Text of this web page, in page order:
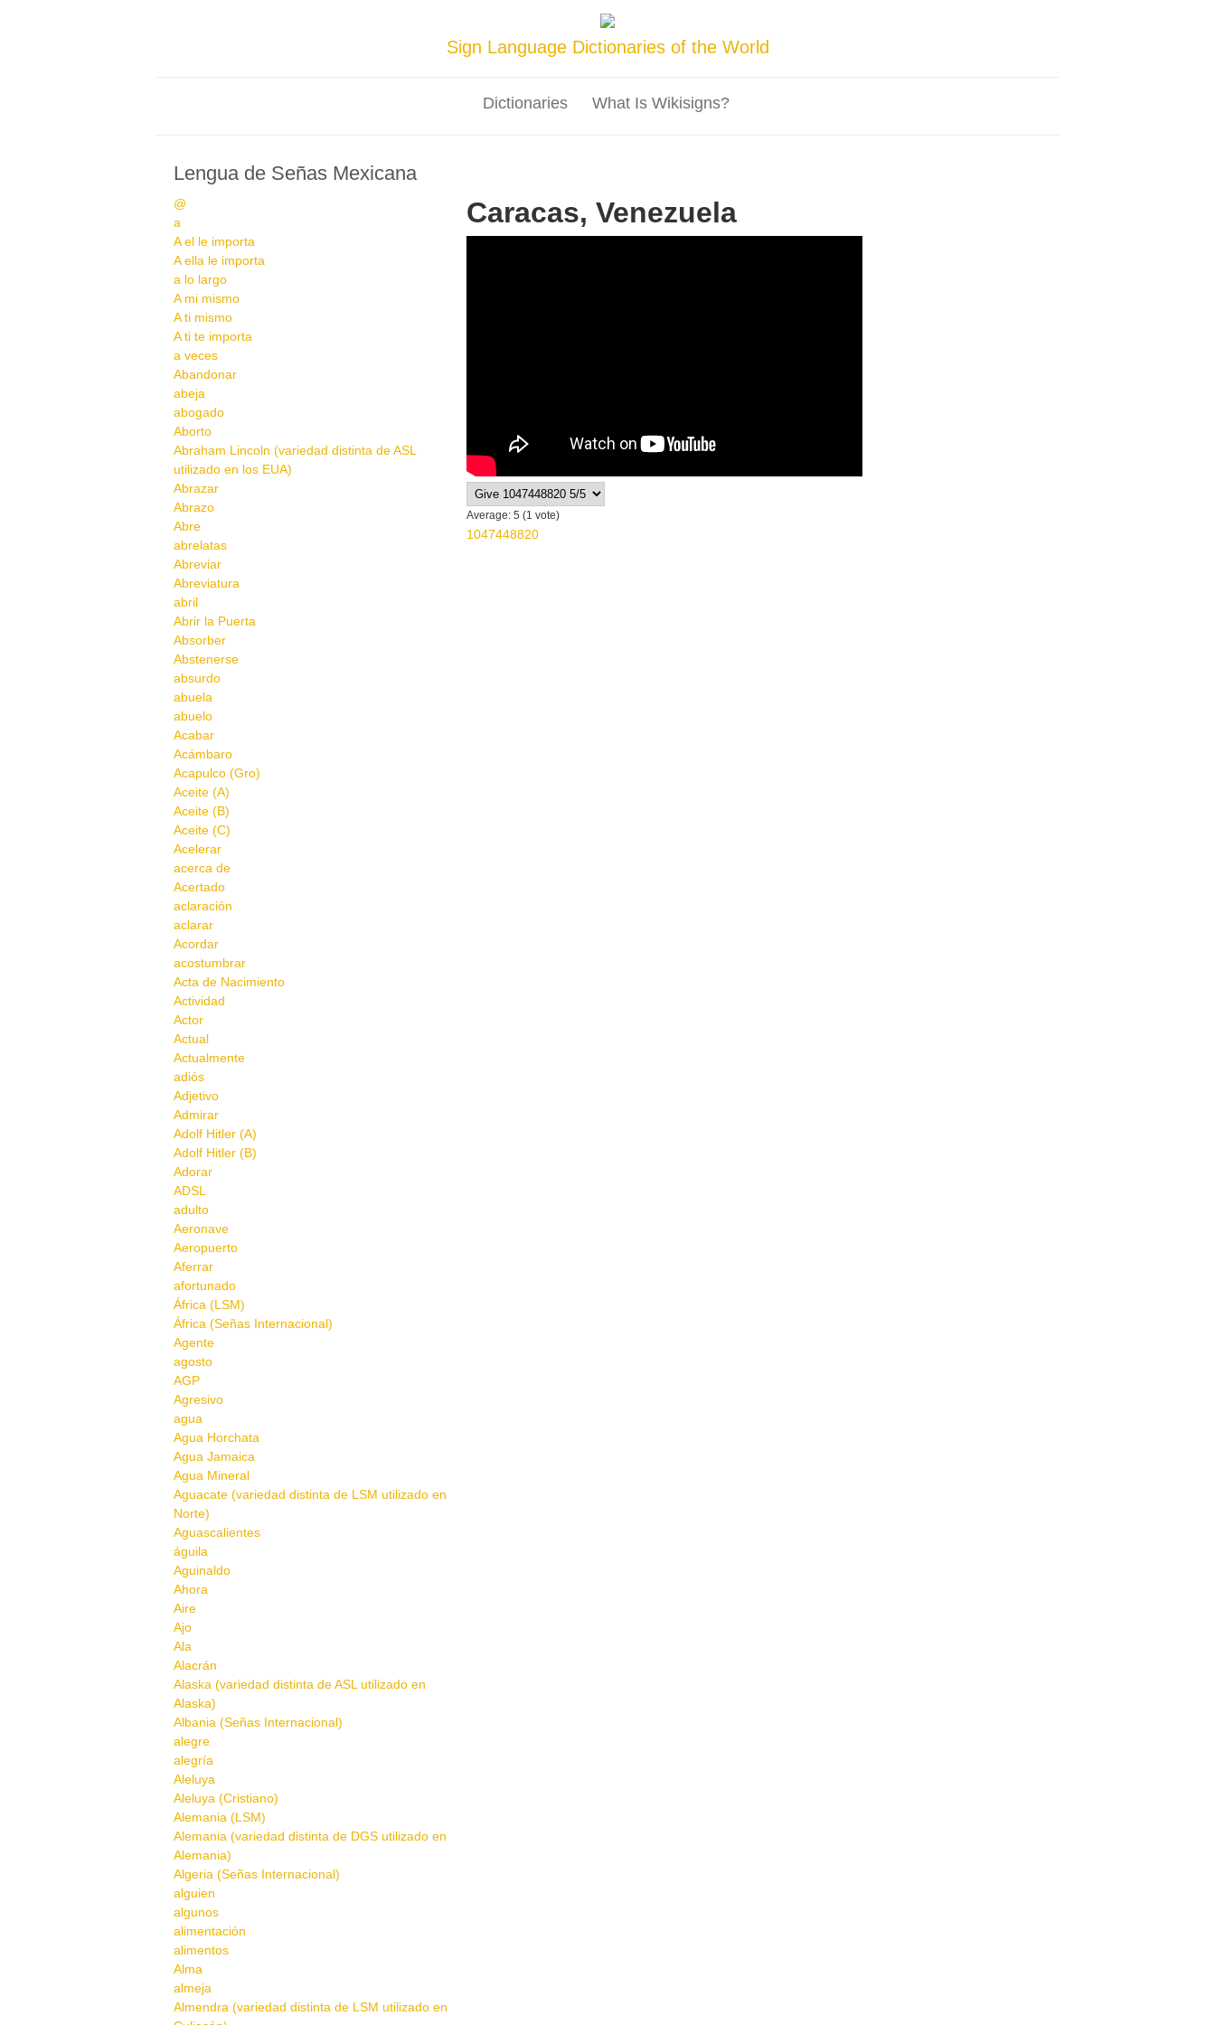
Sign Language Dictionaries of the World
Dictionaries What Is Wikisigns?
Lengua de Señas Mexicana
@
a
A el le importa
A ella le importa
a lo largo
A mi mismo
A ti mismo
A ti te importa
a veces
Abandonar
abeja
abogado
Aborto
Abraham Lincoln (variedad distinta de ASL
utilizado en los EUA)
Abrazar
Abrazo
Abre
abrelatas
Abreviar
Abreviatura
abril
Abrir la Puerta
Absorber
Abstenerse
absurdo
abuela
abuelo
Acabar
Acámbaro
Acapulco (Gro)
Aceite (A)
Aceite (B)
Aceite (C)
Acelerar
acerca de
Acertado
aclaración
aclarar
Acordar
acostumbrar
Acta de Nacimiento
Actividad
Actor
Actual
Actualmente
adiós
Adjetivo
Admirar
Adolf Hitler (A)
Adolf Hitler (B)
Adorar
ADSL
adulto
Aeronave
Aeropuerto
Aferrar
afortunado
África (LSM)
África (Señas Internacional)
Agente
agosto
AGP
Agresivo
agua
Agua Horchata
Agua Jamaica
Agua Mineral
Aguacate (variedad distinta de LSM utilizado en
Norte)
Aguascalientes
águila
Aguinaldo
Ahora
Aire
Ajo
Ala
Alacrán
Alaska (variedad distinta de ASL utilizado en
Alaska)
Albania (Señas Internacional)
alegre
alegría
Aleluya
Aleluya (Cristiano)
Alemania (LSM)
Alemania (variedad distinta de DGS utilizado en
Alemania)
Algeria (Señas Internacional)
alguien
algunos
alimentación
alimentos
Alma
almeja
Almendra (variedad distinta de LSM utilizado en
Caracas, Venezuela
Average: 5 (1 vote)
1047448820